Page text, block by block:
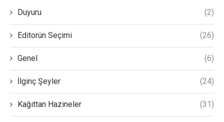
Duyuru (2)
Editorün Seçimi (26)
Genel (6)
İlginç Şeyler (24)
Kağıttan Hazineler (31)